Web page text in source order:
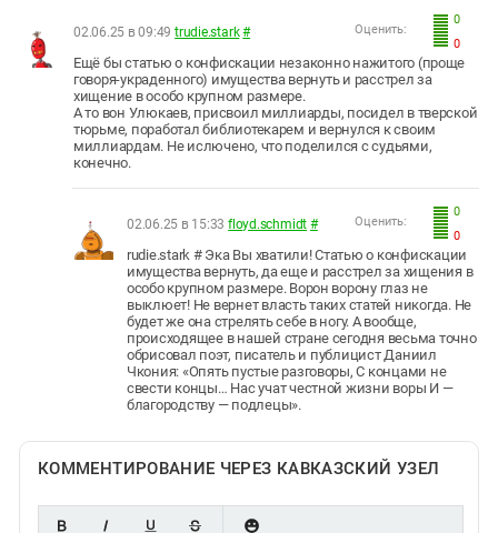
0
0
Оценить:
02.06.25 в 09:49 trudie.stark #
Ещё бы статью о конфискации незаконно нажитого (проще
говоря-украденного) имущества вернуть и расстрел за
хищение в особо крупном размере.
А то вон Улюкаев, присвоил миллиарды, посидел в тверской
тюрьме, поработал библиотекарем и вернулся к своим
миллиардам. Не ислючено, что поделился с судьями,
конечно.
0
0
Оценить:
02.06.25 в 15:33 floyd.schmidt #
rudie.stark # Эка Вы хватили! Статью о конфискации
имущества вернуть, да еще и расстрел за хищения в
особо крупном размере. Ворон ворону глаз не
выклюет! Не вернет власть таких статей никогда. Не
будет же она стрелять себе в ногу. А вообще,
происходящее в нашей стране сегодня весьма точно
обрисовал поэт, писатель и публицист Даниил
Чкония: «Опять пустые разговоры, С концами не
свести концы… Нас учат честной жизни воры И —
благородству — подлецы».
КОММЕНТИРОВАНИЕ ЧЕРЕЗ КАВКАЗСКИЙ УЗЕЛ